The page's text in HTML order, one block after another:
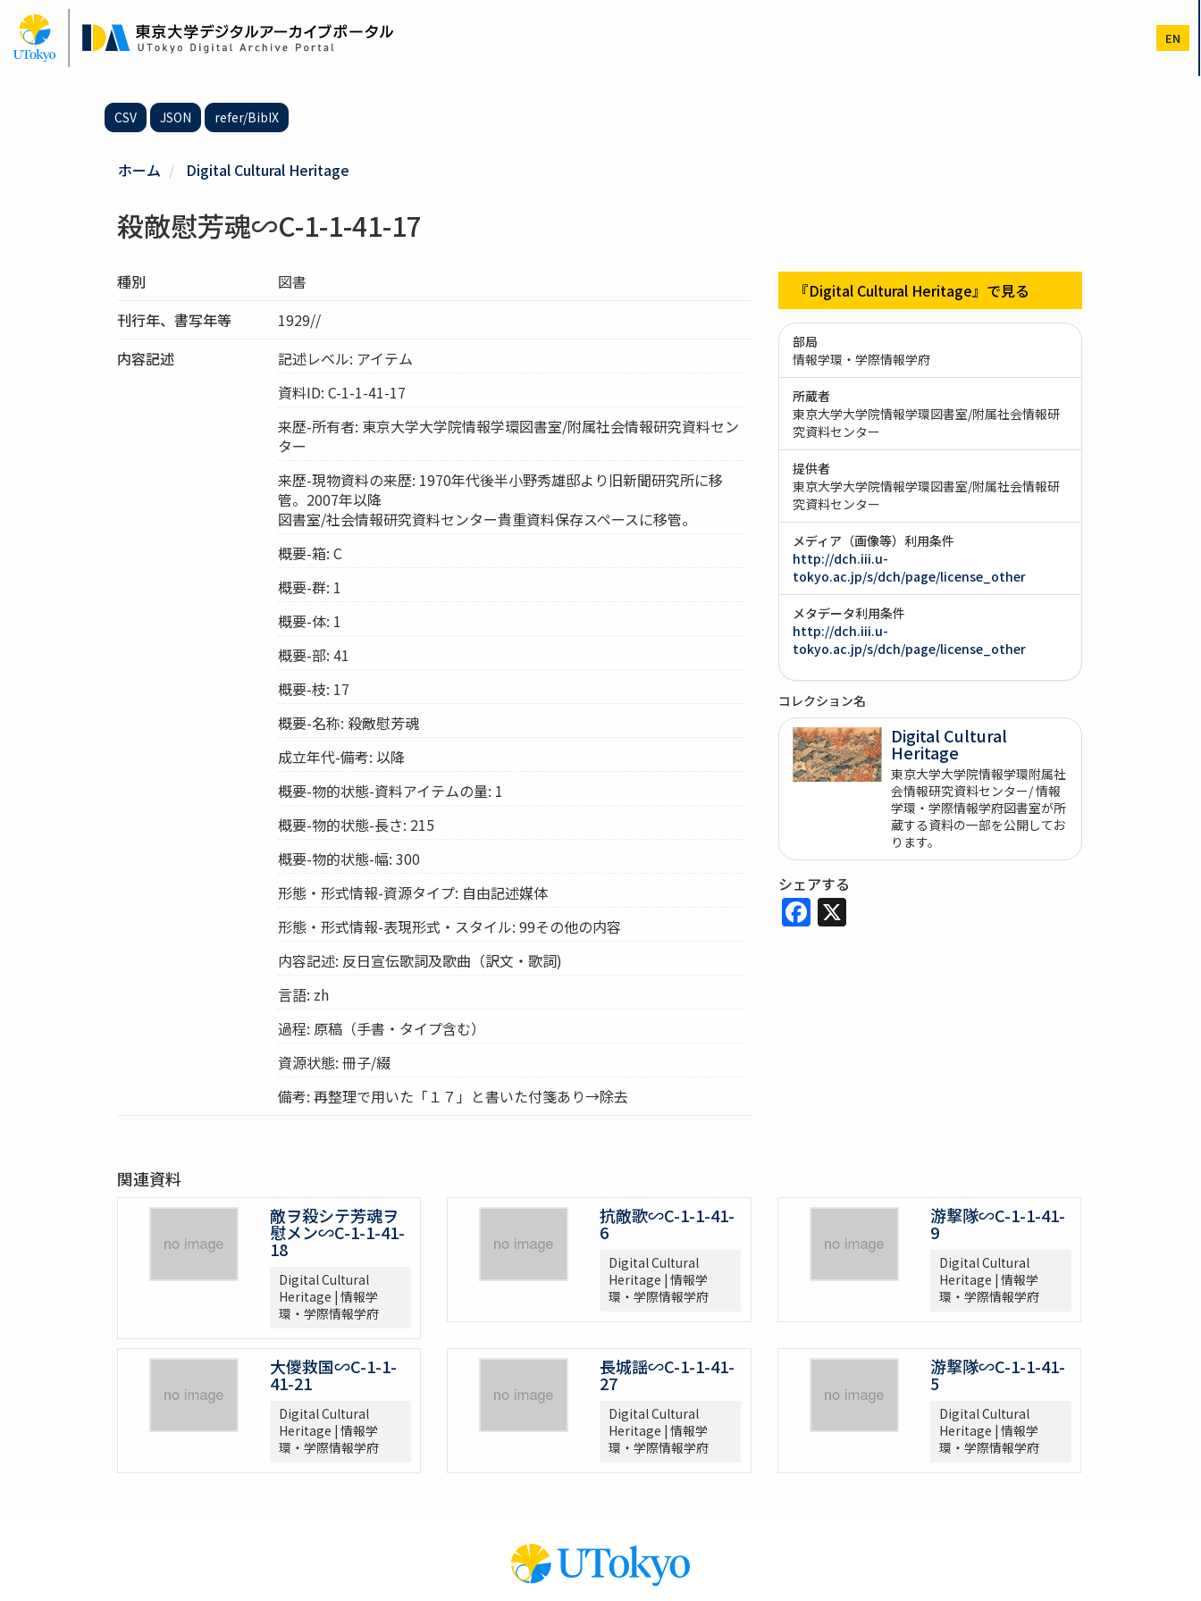
ン
EN
CSV JSON refer/BibIX
ホーム Digital Cultural Heritage
殺敵慰芳魂∽C-1-1-41-17
種別
図書
刊行年、書写年等
1929//
内容記述
記述レベル: アイテム
資料ID: C-1-1-41-17
来歴-所有者: 東京大学大学院情報学環図書室/附属社会情報研究資料セン
ター
来歴-現物資料の来歴: 1970年代後半小野秀雄邸より旧新聞研究所に移
管。2007年以降
図書室/社会情報研究資料センター貴重資料保存スペースに移管。
概要-箱: C
概要-群: 1
概要-体: 1
概要-部: 41
概要-枝: 17
概要-名称: 殺敵慰芳魂
成立年代-備考: 以降
概要-物的状態-資料アイテムの量: 1
概要-物的状態-長さ: 215
概要-物的状態-幅: 300
形態・形式情報-資源タイプ: 自由記述媒体
形態・形式情報-表現形式・スタイル: 99その他の内容
内容記述: 反日宣伝歌詞及歌曲（訳文・歌詞)
言語: zh
過程: 原稿（手書・タイプ含む）
資源状態: 冊子/綴
備考: 再整理で用いた「１７」と書いた付箋あり→除去
『Digital Cultural Heritage』で見る
部局
情報学環・学際情報学府
所蔵者
東京大学大学院情報学環図書室/附属社会情報研
究資料センター
提供者
東京大学大学院情報学環図書室/附属社会情報研
究資料センター
メディア（画像等）利用条件
http://dch.iii.u-
tokyo.ac.jp/s/dch/page/license_other
メタデータ利用条件
http://dch.iii.u-
tokyo.ac.jp/s/dch/page/license_other
コレクション名
Digital Cultural
Heritage
東京大学大学院情報学環附属社
会情報研究資料センター/ 情報
学環・学際情報学府図書室が所
蔵する資料の一部を公開してお
ります。
シェアする
Facebook
X
関連資料
敵ヲ殺シテ芳魂ヲ
慰メン∽C-1-1-41-
18
Digital Cultural
Heritage | 情報学
環・学際情報学府
抗敵歌∽C-1-1-41-
6
Digital Cultural
Heritage | 情報学
環・学際情報学府
游撃隊∽C-1-1-41-
9
Digital Cultural
Heritage | 情報学
環・学際情報学府
大儍救国∽C-1-1-
41-21
Digital Cultural
Heritage | 情報学
環・学際情報学府
長城謡∽C-1-1-41-
27
Digital Cultural
Heritage | 情報学
環・学際情報学府
游撃隊∽C-1-1-41-
5
Digital Cultural
Heritage | 情報学
環・学際情報学府